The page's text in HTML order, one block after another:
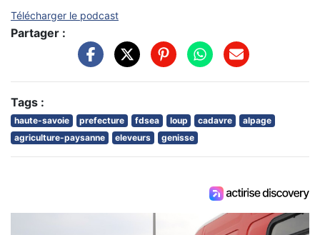
Télécharger le podcast
Partager :
Tags :
haute-savoie prefecture fdsea loup cadavre
alpage
agriculture-paysanne
eleveurs genisse